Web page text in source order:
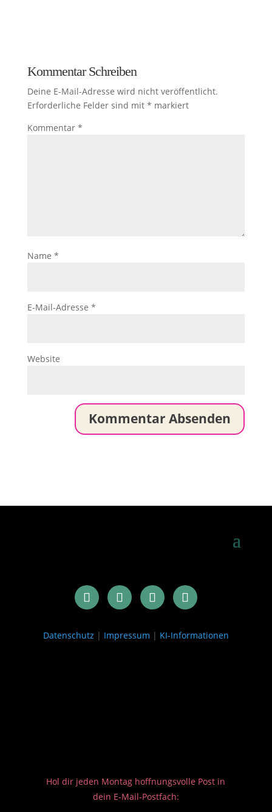
Kommentar Schreiben
Deine E-Mail-Adresse wird nicht veröffentlicht.
Erforderliche Felder sind mit * markiert
Kommentar *
Name *
E-Mail-Adresse *
Website
Datenschutz | Impressum | KI-Informationen
Hol dir jeden Montag hoffnungsvolle Post in
dein E-Mail-Postfach: